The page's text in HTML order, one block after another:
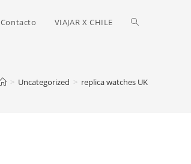
Contacto VIAJAR X CHILE
> Uncategorized > replica watches UK